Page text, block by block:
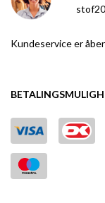
Kundeservice er